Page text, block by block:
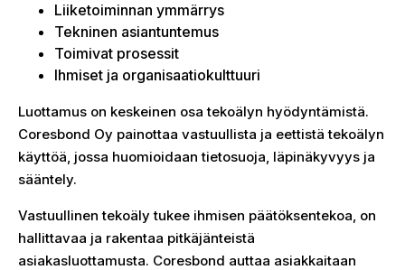
Liiketoiminnan ymmärrys
Tekninen asiantuntemus
Toimivat prosessit
Ihmiset ja organisaatiokulttuuri
Luottamus on keskeinen osa tekoälyn hyödyntämistä.
Coresbond Oy painottaa vastuullista ja eettistä tekoälyn
käyttöä, jossa huomioidaan tietosuoja, läpinäkyvyys ja
sääntely.
Vastuullinen tekoäly tukee ihmisen päätöksentekoa, on
hallittavaa ja rakentaa pitkäjänteistä
asiakasluottamusta. Coresbond auttaa asiakkaitaan